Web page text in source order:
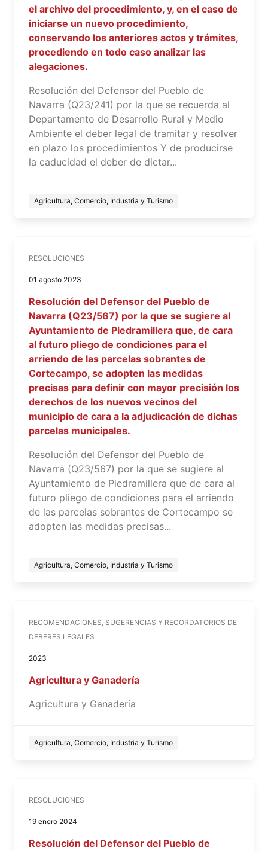
el archivo del procedimiento, y, en el caso de
iniciarse un nuevo procedimiento,
conservando los anteriores actos y trámites,
procediendo en todo caso analizar las
alegaciones.
Resolución del Defensor del Pueblo de
Navarra (Q23/241) por la que se recuerda al
Departamento de Desarrollo Rural y Medio
Ambiente el deber legal de tramitar y resolver
en plazo los procedimientos Y de producirse
la caducidad el deber de dictar...
Agricultura, Comercio, Industria y Turismo
RESOLUCIONES
01 agosto 2023
Resolución del Defensor del Pueblo de
Navarra (Q23/567) por la que se sugiere al
Ayuntamiento de Piedramillera que, de cara
al futuro pliego de condiciones para el
arriendo de las parcelas sobrantes de
Cortecampo, se adopten las medidas
precisas para definir con mayor precisión los
derechos de los nuevos vecinos del
municipio de cara a la adjudicación de dichas
parcelas municipales.
Resolución del Defensor del Pueblo de
Navarra (Q23/567) por la que se sugiere al
Ayuntamiento de Piedramillera que de cara al
futuro pliego de condiciones para el arriendo
de las parcelas sobrantes de Cortecampo se
adopten las medidas precisas...
Agricultura, Comercio, Industria y Turismo
RECOMENDACIONES, SUGERENCIAS Y RECORDATORIOS DE
DEBERES LEGALES
2023
Agricultura y Ganadería
Agricultura y Ganadería
Agricultura, Comercio, Industria y Turismo
RESOLUCIONES
19 enero 2024
Resolución del Defensor del Pueblo de